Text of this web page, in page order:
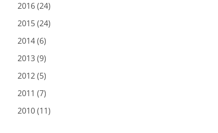
2016 (24)
2015 (24)
2014 (6)
2013 (9)
2012 (5)
2011 (7)
2010 (11)